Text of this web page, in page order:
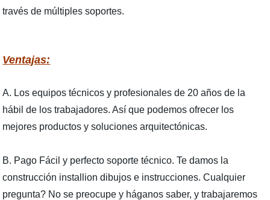
través de múltiples soportes.
Ventajas:
A. Los equipos técnicos y profesionales de 20 años de la
hábil de los trabajadores. Así que podemos ofrecer los
mejores productos y soluciones arquitectónicas.
B. Pago Fácil y perfecto soporte técnico. Te damos la
construcción installion dibujos e instrucciones. Cualquier
pregunta? No se preocupe y háganos saber, y trabajaremos